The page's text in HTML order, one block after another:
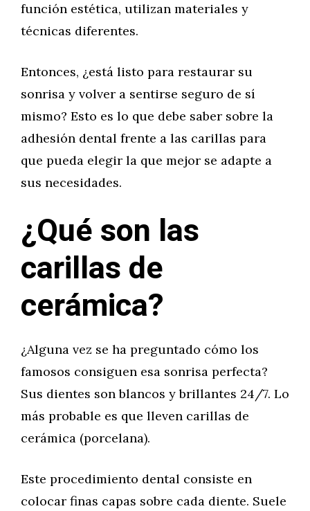
función estética, utilizan materiales y
técnicas diferentes.
Entonces, ¿está listo para restaurar su
sonrisa y volver a sentirse seguro de sí
mismo? Esto es lo que debe saber sobre la
adhesión dental frente a las carillas para
que pueda elegir la que mejor se adapte a
sus necesidades.
¿Qué son las
carillas de
cerámica?
¿Alguna vez se ha preguntado cómo los
famosos consiguen esa sonrisa perfecta?
Sus dientes son blancos y brillantes 24/7. Lo
más probable es que lleven carillas de
cerámica (porcelana).
Este procedimiento dental consiste en
colocar finas capas sobre cada diente. Suele